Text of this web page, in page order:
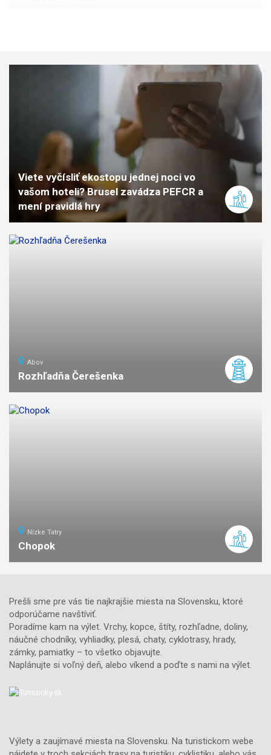
Viete vyčísliť ekostopu jednej noci vo
vašom hoteli? Brusel zavádza PEFCR a
mení pravidlá hry
Abov
Rozhľadňa Čerešenka
Nízke Tatry
Chopok
Prešli sme pre vás tie najkrajšie miesta na Slovensku, ktoré
odporúčame navštíviť.
Poradíme kam na výlet. Vrchy, kopce, štíty, rozhľadne, doliny,
náučné chodníky, vyhliadky, plesá, chaty, cyklotrasy, hrady,
zámky, pamiatky – to všetko objavujte.
Naplánujte si voľný deň, alebo víkend a poďte s nami na výlet.
Výlety a zaujímavé miesta na Slovensku. Na turistickom webe